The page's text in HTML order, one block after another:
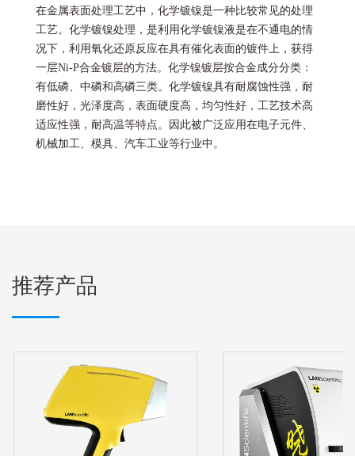
在金属表面处理工艺中，化学镀镍是一种比较常见的处理
工艺。化学镀镍处理，是利用化学镀镍液是在不通电的情
况下，利用氧化还原反应在具有催化表面的镀件上，获得
一层Ni-P合金镀层的方法。化学镍镀层按合金成分分类：
有低磷、中磷和高磷三类。化学镀镍具有耐腐蚀性强，耐
磨性好，光泽度高，表面硬度高，均匀性好，工艺技术高
适应性强，耐高温等特点。因此被广泛应用在电子元件、
机械加工、模具、汽车工业等行业中。
推荐产品